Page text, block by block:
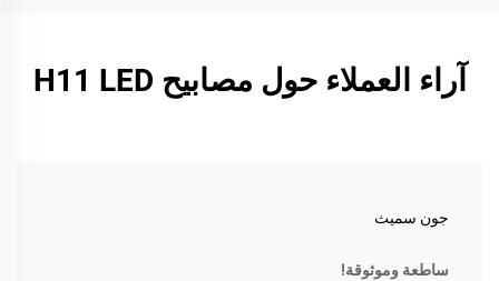
آراء العملاء حول مصابيح H11 LED
جون سميث
ساطعة وموثوقة!